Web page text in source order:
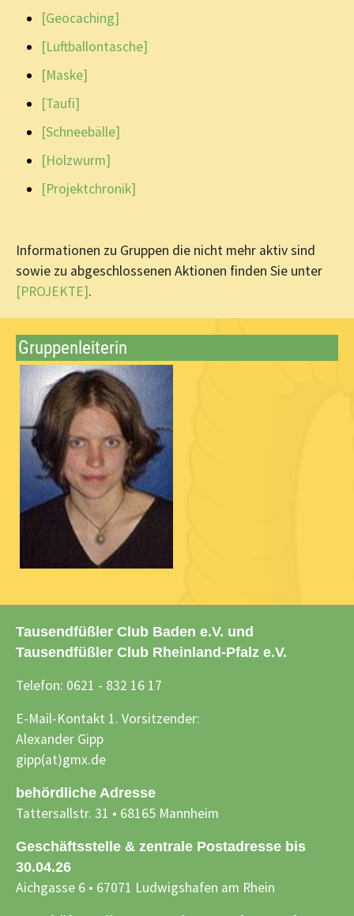
[Geocaching]
[Luftballontasche]
[Maske]
[Taufi]
[Schneebälle]
[Holzwurm]
[Projektchronik]
Informationen zu Gruppen die nicht mehr aktiv sind
sowie zu abgeschlossenen Aktionen finden Sie unter
[PROJEKTE].
Gruppenleiterin
Tausendfüßler Club Baden e.V. und
Tausendfüßler Club Rheinland-Pfalz e.V.
Telefon: 0621 - 832 16 17
E-Mail-Kontakt 1. Vorsitzender:
Alexander Gipp
gipp(at)gmx.de
behördliche Adresse
Tattersallstr. 31 • 68165 Mannheim
Geschäftsstelle & zentrale Postadresse bis
30.04.26
Aichgasse 6 • 67071 Ludwigshafen am Rhein